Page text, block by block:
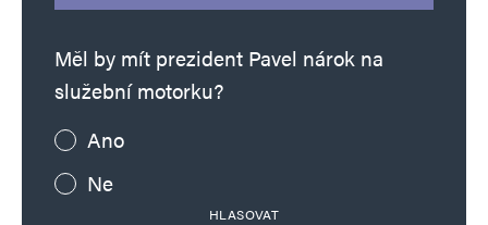
Měl by mít prezident Pavel nárok na
služební motorku?
Ano
Ne
HLASOVAT